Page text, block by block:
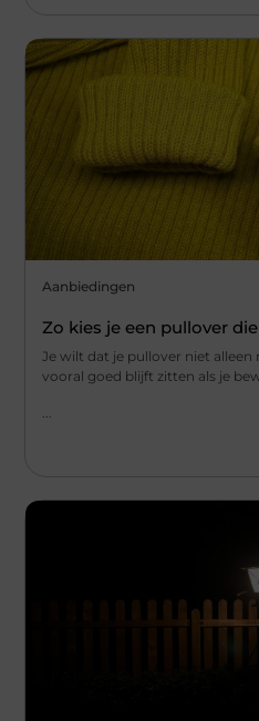
Aanbiedingen
Zo kies je een pullover
Je wilt dat je pullover niet
vooral goed blijft zitten als je